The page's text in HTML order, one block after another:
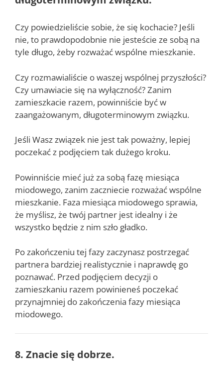
Czy powiedzieliście sobie, że się kochacie? Jeśli
nie, to prawdopodobnie nie jesteście ze sobą na
tyle długo, żeby rozważać wspólne mieszkanie.
Czy rozmawialiście o waszej wspólnej przyszłości?
Czy umawiacie się na wyłączność? Zanim
zamieszkacie razem, powinniście być w
zaangażowanym, długoterminowym związku.
Jeśli Wasz związek nie jest tak poważny, lepiej
poczekać z podjęciem tak dużego kroku.
Powinniście mieć już za sobą fazę miesiąca
miodowego, zanim zaczniecie rozważać wspólne
mieszkanie. Faza miesiąca miodowego sprawia,
że myślisz, że twój partner jest idealny i że
wszystko będzie z nim szło gładko.
Po zakończeniu tej fazy zaczynasz postrzegać
partnera bardziej realistycznie i naprawdę go
poznawać. Przed podjęciem decyzji o
zamieszkaniu razem powinieneś poczekać
przynajmniej do zakończenia fazy miesiąca
miodowego.
8. Znacie się dobrze.